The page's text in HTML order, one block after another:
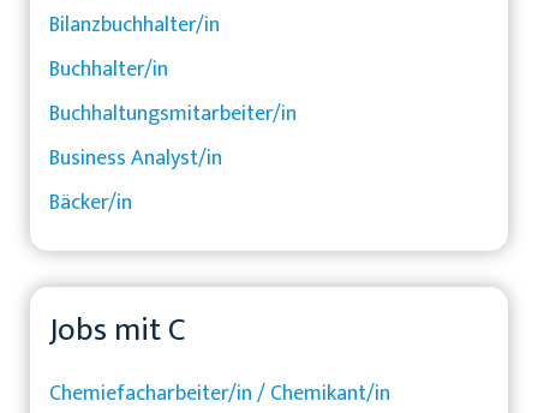
Bilanzbuchhalter/in
Buchhalter/in
Buchhaltungsmitarbeiter/in
Business Analyst/in
Bäcker/in
Jobs mit C
Chemiefacharbeiter/in / Chemikant/in